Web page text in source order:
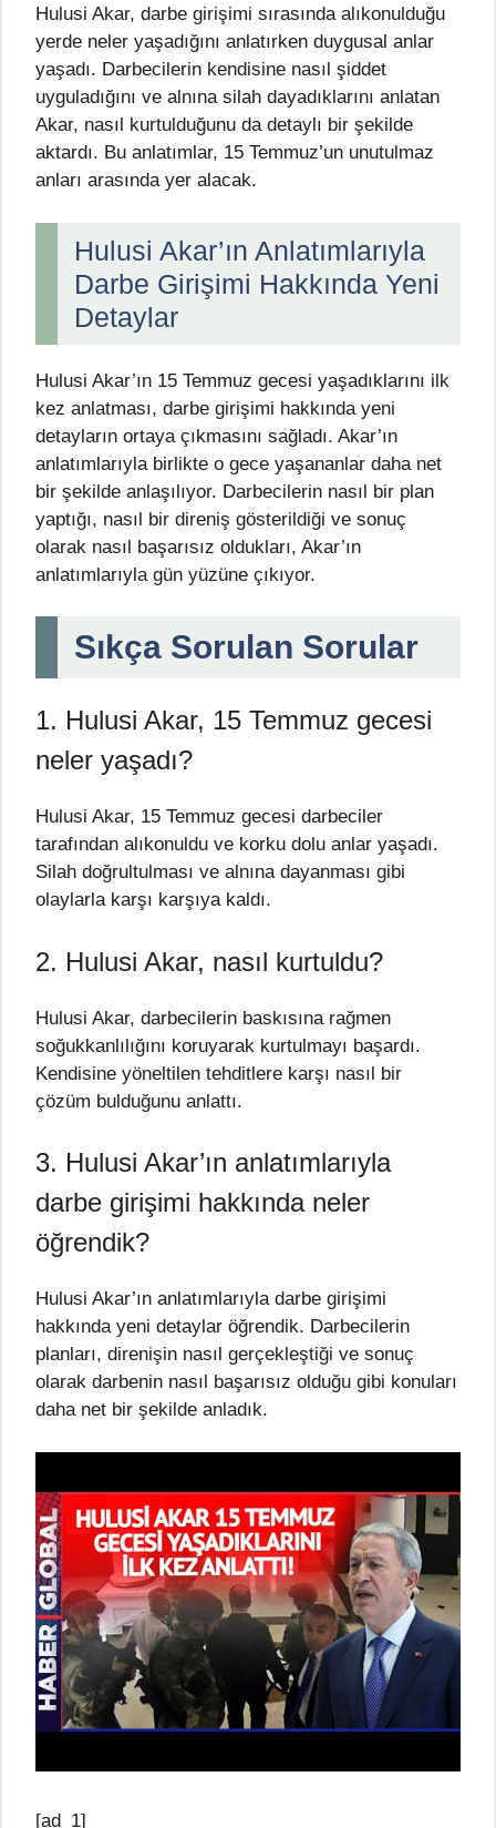
Hulusi Akar, darbe girişimi sırasında alıkonulduğu
yerde neler yaşadığını anlatırken duygusal anlar
yaşadı. Darbecilerin kendisine nasıl şiddet
uyguladığını ve alnına silah dayadıklarını anlatan
Akar, nasıl kurtulduğunu da detaylı bir şekilde
aktardı. Bu anlatımlar, 15 Temmuz’un unutulmaz
anları arasında yer alacak.
Hulusi Akar’ın Anlatımlarıyla
Darbe Girişimi Hakkında Yeni
Detaylar
Hulusi Akar’ın 15 Temmuz gecesi yaşadıklarını ilk
kez anlatması, darbe girişimi hakkında yeni
detayların ortaya çıkmasını sağladı. Akar’ın
anlatımlarıyla birlikte o gece yaşananlar daha net
bir şekilde anlaşılıyor. Darbecilerin nasıl bir plan
yaptığı, nasıl bir direniş gösterildiği ve sonuç
olarak nasıl başarısız oldukları, Akar’ın
anlatımlarıyla gün yüzüne çıkıyor.
Sıkça Sorulan Sorular
1. Hulusi Akar, 15 Temmuz gecesi
neler yaşadı?
Hulusi Akar, 15 Temmuz gecesi darbeciler
tarafından alıkonuldu ve korku dolu anlar yaşadı.
Silah doğrultulması ve alnına dayanması gibi
olaylarla karşı karşıya kaldı.
2. Hulusi Akar, nasıl kurtuldu?
Hulusi Akar, darbecilerin baskısına rağmen
soğukkanlılığını koruyarak kurtulmayı başardı.
Kendisine yöneltilen tehditlere karşı nasıl bir
çözüm bulduğunu anlattı.
3. Hulusi Akar’ın anlatımlarıyla
darbe girişimi hakkında neler
öğrendik?
Hulusi Akar’ın anlatımlarıyla darbe girişimi
hakkında yeni detaylar öğrendik. Darbecilerin
planları, direnişin nasıl gerçekleştiği ve sonuç
olarak darbenin nasıl başarısız olduğu gibi konuları
daha net bir şekilde anladık.
[ad_1]